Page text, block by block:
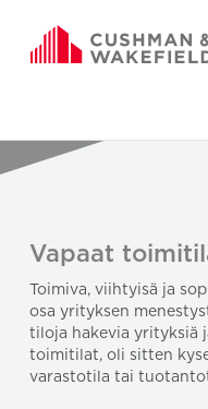
Vapaat
Toimiva, viihtyisä ja
osa yrityksen
tiloja hakevia yrityksiä
toimitilat, oli sitten
varastotila tai